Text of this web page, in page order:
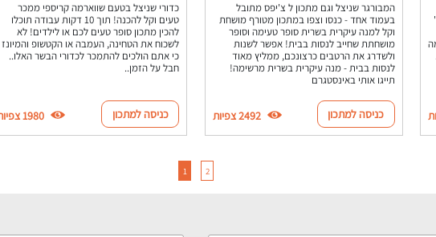
המבורגר שניצל וגם מתכון ל צ'יפס מתובל
בעמוד אחד - כנסו וצפו במתכון מטורף מושחת
וקל למנה עיקרית בשרית סופר טעימה וסופר
מושחתת שחייב לנסות בבית! אפשר לשנות
ולשדרג את הרטבים כרצונכם, ממליץ מאוד
לנסות בבית - מנה עיקרית בשרית מרשימה!
תייגו אותי באינסטגרם
כניסה למתכון 2492 צפיות
כדורי שניצל בטעם שווארמה קריספי ממכר
טעים וקל להכנה! תוך 10 דקות עבודה תוכלו
להכין מתכון סופר טעים לכם או לילדים! לא
לשכוח את הטחינה, העמבה או הקטשופ והמיונז
כי אתם הולכים להתמכר לכדורי הבשר האלו..
חבל על הזמן..
כניסה למתכון 1980 צפיות
1 2